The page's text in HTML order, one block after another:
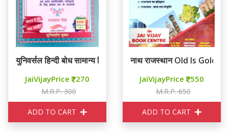
युनिवर्सल हिन्दी बोध सामान्य हिन्दी 6550+
JaiVijayPrice 270
M.R.P. 300
ADD TO CART
नाथ राजस्थान Old Is Gold
JaiVijayPrice 550
M.R.P. 650
ADD TO CART